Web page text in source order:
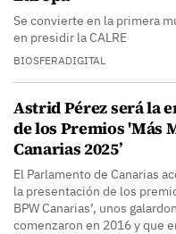
Se convierte en la primera
en presidir la CALRE
BIOSFERADIGITAL
Astrid Pérez será la
de los Premios 'Más
Canarias 2025’
El Parlamento de Canarias
la presentación de los
BPW Canarias’, unos
comenzaron en 2016 y que